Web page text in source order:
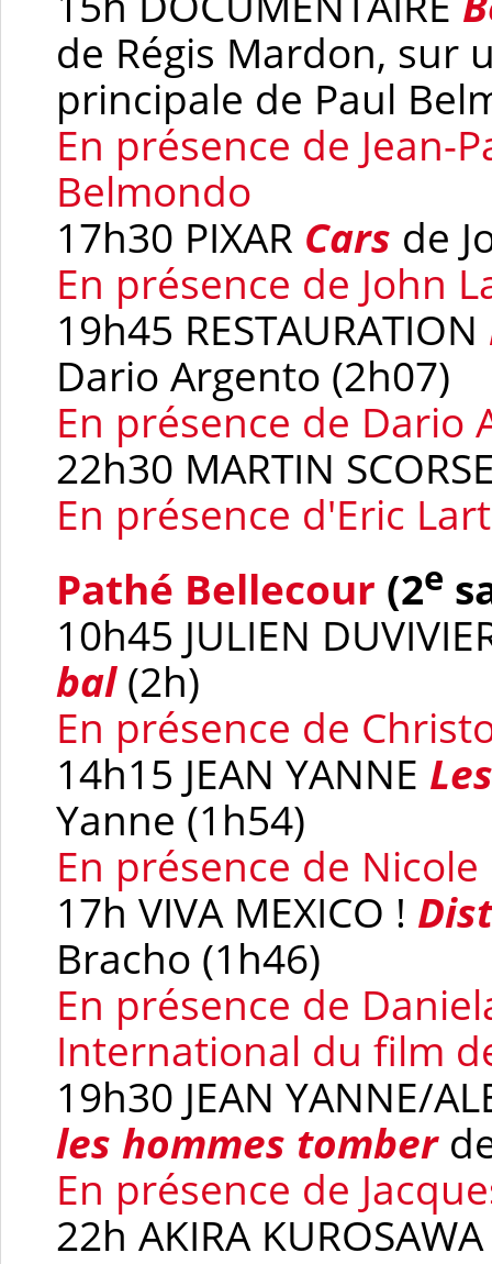
de Régis Mardon, sur
principale de Paul
En présence de Jean-
Belmondo
17h30 PIXAR Cars de
En présence de John
19h45 RESTAURATION
Dario Argento (2h07)
En présence de Dario
22h30 MARTIN
En présence d'Eric
Pathé Bellecour (2e
10h45 JULIEN
bal(2h)
En présence de
14h15 JEAN YANNE
Yanne (1h54)
En présence de Nicole
17h VIVA MEXICO !
Bracho (1h46)
En présence de
International du film
19h30 JEAN YANNE/
les hommes tomber
En présence de
22h AKIRA